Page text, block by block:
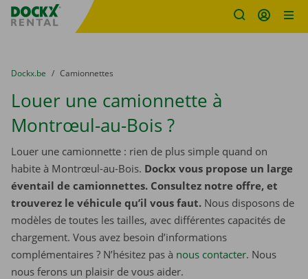
sitename
You are here:
du
Dockx.be to
Camionnettes
Louer une camionnette à
Montrœul-au-Bois ?
Louer une camionnette : rien de plus simple quand on
habite à Montrœul-au-Bois. Dockx vous propose un large
éventail de camionnettes. Consultez notre offre, et
trouverez le véhicule qu’il vous faut. Nous disposons de
modèles de toutes les tailles, avec différentes capacités de
chargement. Vous avez besoin d’informations
complémentaires ? N’hésitez pas à nous contacter. Nous
nous ferons un plaisir de vous aider.